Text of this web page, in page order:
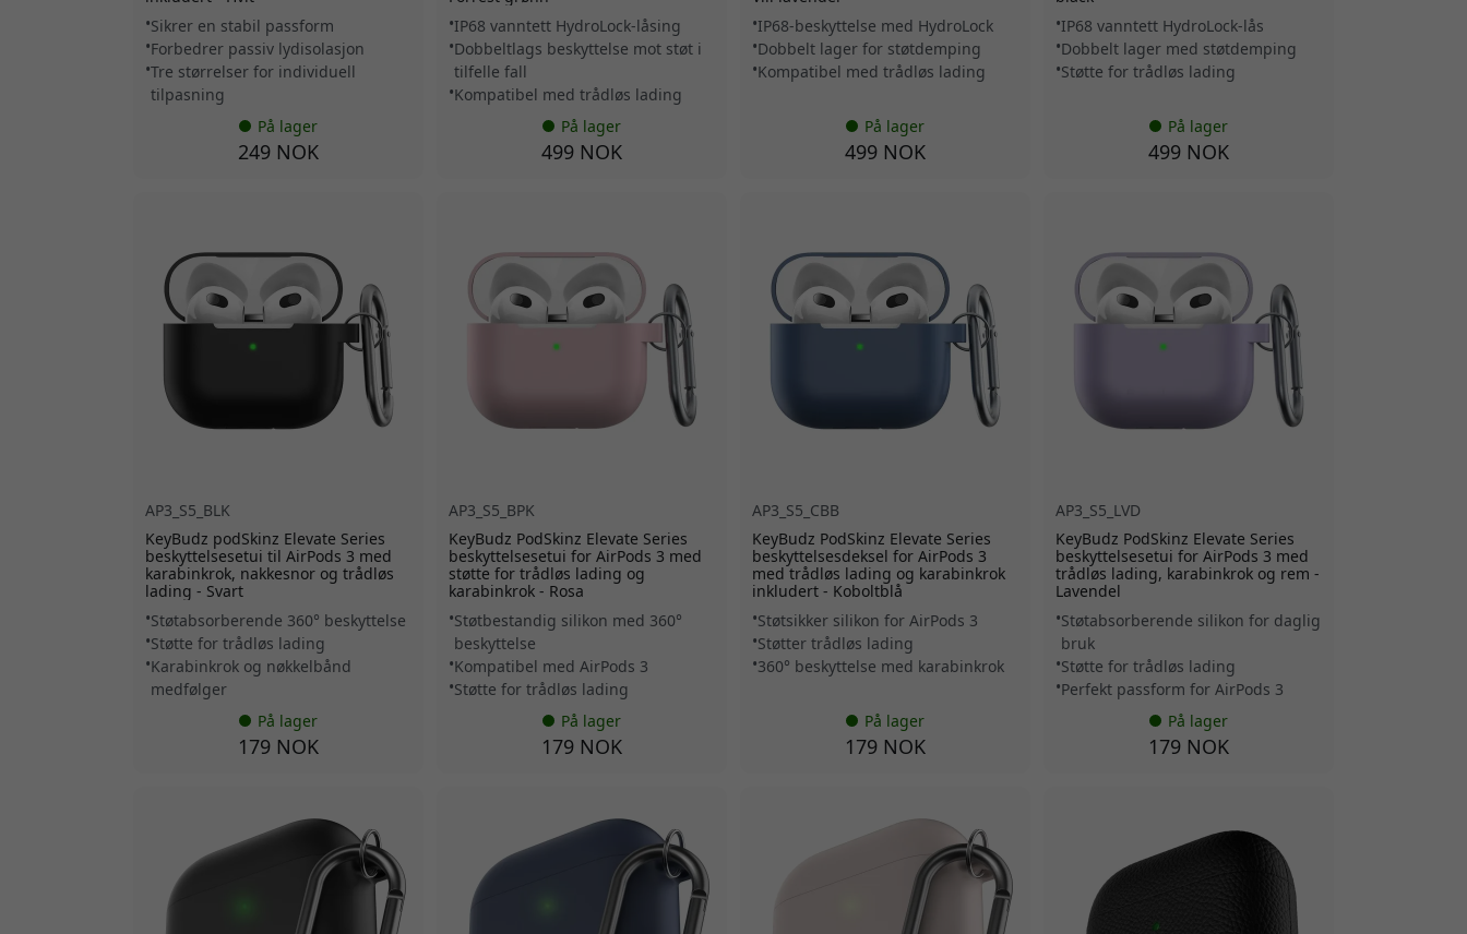
Sikrer en stabil passform
Forbedrer passiv lydisolasjon
Tre størrelser for individuell
tilpasning
På lager
249 NOK
IP68 vanntett HydroLock-låsing
Dobbeltlags beskyttelse mot støt i
tilfelle fall
Kompatibel med trådløs lading
På lager
499 NOK
IP68-beskyttelse med HydroLock
Dobbelt lager for støtdemping
Kompatibel med trådløs lading
På lager
499 NOK
IP68 vanntett HydroLock-lås
Dobbelt lager med støtdemping
Støtte for trådløs lading
På lager
499 NOK
AP3_S5_BLK
KeyBudz podSkinz Elevate Series
beskyttelsesetui til AirPods 3 med
karabinkrok, nakkesnor og trådløs
lading - Svart
Støtabsorberende 360° beskyttelse
Støtte for trådløs lading
Karabinkrok og nøkkelbånd
medfølger
På lager
179 NOK
AP3_S5_BPK
KeyBudz PodSkinz Elevate Series
beskyttelsesetui for AirPods 3 med
støtte for trådløs lading og
karabinkrok - Rosa
Støtbestandig silikon med 360°
beskyttelse
Kompatibel med AirPods 3
Støtte for trådløs lading
På lager
179 NOK
AP3_S5_CBB
KeyBudz PodSkinz Elevate Series
beskyttelsesdeksel for AirPods 3
med trådløs lading og karabinkrok
inkludert - Koboltblå
Støtsikker silikon for AirPods 3
Støtter trådløs lading
360° beskyttelse med karabinkrok
På lager
179 NOK
AP3_S5_LVD
KeyBudz PodSkinz Elevate Series
beskyttelsesetui for AirPods 3 med
trådløs lading, karabinkrok og rem -
Lavendel
Støtabsorberende silikon for daglig
bruk
Støtte for trådløs lading
Perfekt passform for AirPods 3
På lager
179 NOK